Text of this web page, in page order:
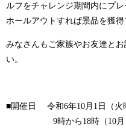
ルフをチャレンジ期間内にプ
ホールアウトすれば景品を獲得
みなさんもご家族やお友達と
い。
■開催日 令和6年10月1日（火
9時から18時（10月）、